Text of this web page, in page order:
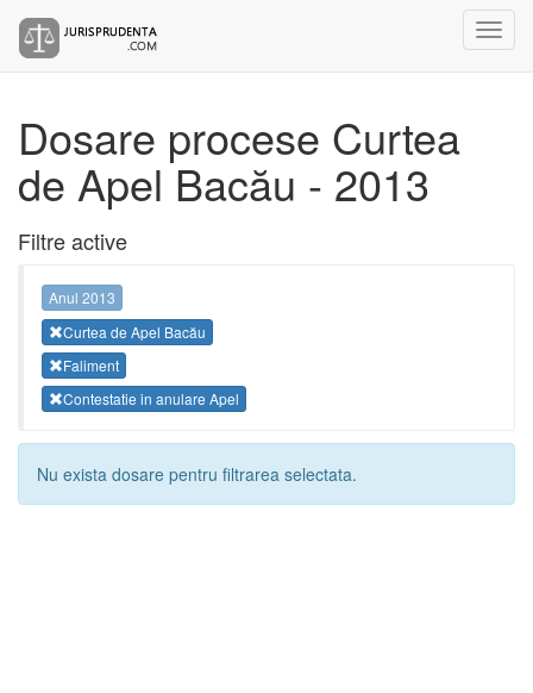
Dosare procese Curtea
de Apel Bacău - 2013
Filtre active
Anul 2013
Curtea de Apel Bacău
Faliment
Contestatie in anulare Apel
Nu exista dosare pentru filtrarea selectata.